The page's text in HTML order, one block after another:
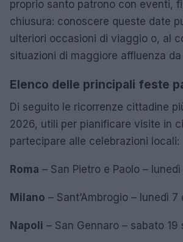
proprio santo patrono con eventi,
chiusura: conoscere queste date
ulteriori occasioni di viaggio o, al
situazioni di maggiore affluenza
Elenco delle principali feste
Di seguito le ricorrenze cittadine
2026, utili per pianificare visite in
partecipare alle celebrazioni locali:
Roma – San Pietro e Paolo –
Milano – Sant’Ambrogio – lunedì
Napoli – San Gennaro – sabato